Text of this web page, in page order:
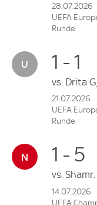
28.07.2026
UEFA
Runde
1 - 1
vs. Drita
21.07.2026
UEFA
Runde
1 - 5
vs.
14.07.2026
UEFA